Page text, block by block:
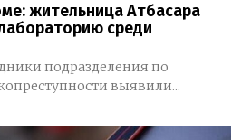
жительница Атбасара
среди
подразделения по
выявили...